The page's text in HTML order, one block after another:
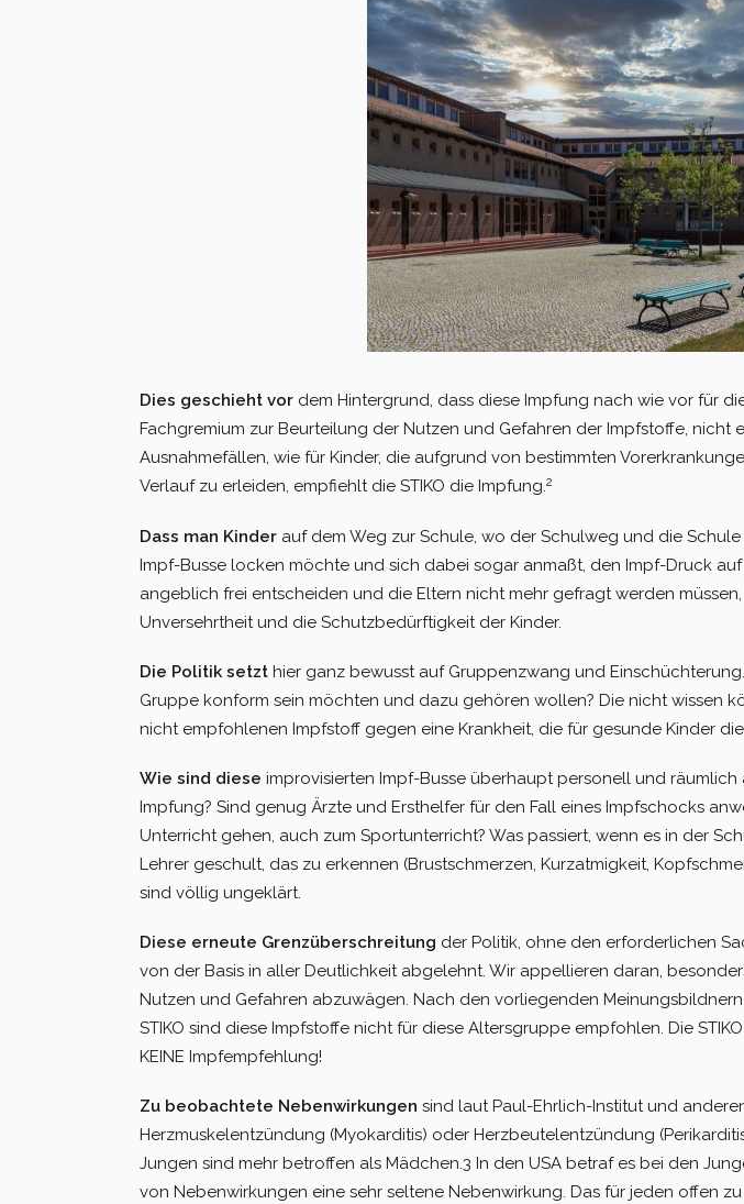
Dies geschieht vor dem Hintergrund, dass diese Impfung nach wie vor für
Fachgremium zur Beurteilung der Nutzen und Gefahren der Impfstoffe, nicht
Ausnahmefällen, wie für Kinder, die aufgrund von bestimmten
Verlauf zu erleiden, empfiehlt die STIKO die Impfung.2
Dass man Kinder auf dem Weg zur Schule, wo der Schulweg und die
Impf-Busse lo­cken möchte und sich dabei sogar anmaßt, den Impf-Druck
angeblich frei entscheiden und die Eltern nicht mehr gefragt werden
Unversehrtheit und die Schutzbedürftigkeit der Kinder.
Die Politik setzt hier ganz bewusst auf Gruppenzwang und
Gruppe konform sein möchten und dazu gehören wollen? Die nicht wissen
nicht empfohlenen Impfstoff gegen eine Krankheit, die für gesunde Kinder
Wie sind diese improvisierten Impf-Busse überhaupt personell und
Impfung? Sind ge­nug Ärzte und Ersthelfer für den Fall eines Impfschocks
Unterricht gehen, auch zum Sportun­terricht? Was passiert, wenn es in der
Lehrer geschult, das zu erkennen (Brustschmerzen, Kurz­atmigkeit,
sind völlig ungeklärt.
Diese erneute Grenzüberschreitung der Politik, ohne den erforderlichen
von der Basis in aller Deutlichkeit abgelehnt. Wir appellieren daran,
Nutzen und Gefahren abzuwägen. Nach den vorliegenden
STIKO sind diese Impfstoffe nicht für diese Altersgruppe empfohl­en. Die
KEINE Impfempfehlung!
Zu beobachtete Nebenwirkungen sind laut Paul-Ehrlich-Institut und
Herzmuskelentzündung (Myokarditis) oder Herzbeutelentzündung
Jungen sind mehr betroffen als Mädchen.3 In den USA betraf es bei den
von Nebenwirkungen eine sehr seltene Nebenwirkung. Das für jeden offen